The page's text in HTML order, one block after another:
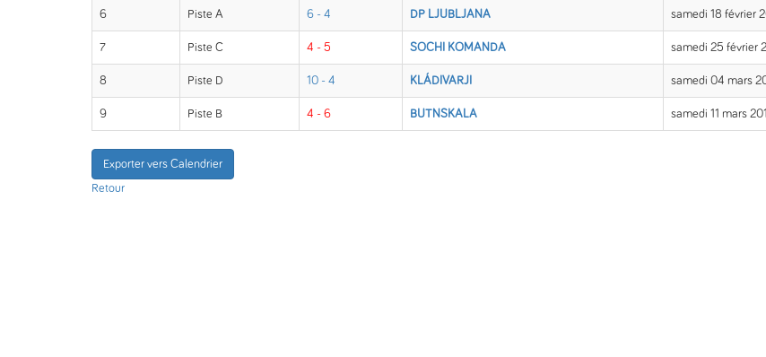
6 Piste A 6 - 4 DP LJUBLJANA samedi 18 février
7 Piste C 4 - 5 SOCHI KOMANDA samedi 25 février
8 Piste D 10 - 4 KLÁDIVARJI samedi 04 mars
9 Piste B 4 - 6 BUTNSKALA samedi 11 mars
Exporter vers Calendrier
Retour